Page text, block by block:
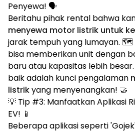
Penyewa! 🗣️
Beritahu pihak rental bahwa
menyewa motor listrik untuk
jarak tempuh yang lumayan. 🗺️
bisa memberikan unit dengan
baru atau kapasitas lebih
baik adalah kunci pengalaman
listrikyang menyenangkan! 🤝
💡 Tip #3: Manfaatkan Aplikasi
EV! 📱
Beberapa aplikasi seperti